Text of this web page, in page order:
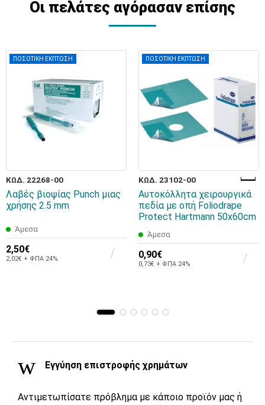
Οι πελάτες αγόρασαν επίσης
ΠΟΣΟΤΙΚΗ ΕΚΠΤΩΣΗ
ΚΩΔ. 22268-00
Λαβές βιοψίας Punch μιας
χρήσης 2.5 mm
Άμεσα
2,50€
2,02€ + ΦΠΑ 24%
ΠΟΣΟΤΙΚΗ ΕΚΠΤΩΣΗ
ΚΩΔ. 23102-00
Αυτοκόλλητα χειρουργικά
πεδία με οπή Foliodrape
Protect Hartmann 50x60cm
Άμεσα
0,90€
0,73€ + ΦΠΑ 24%
Εγγύηση επιστροφής χρημάτων
Αντιμετωπίσατε πρόβλημα με κάποιο προϊόν μας ή